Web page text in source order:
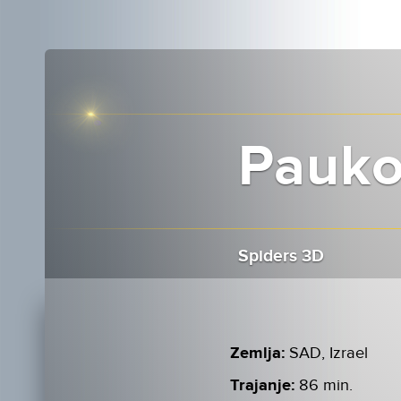
Spiders 3D
Zemlja: SAD, Izrael
Trajanje: 86 min.